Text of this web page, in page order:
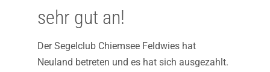
sehr gut an!
Der Segelclub Chiemsee Feldwies hat
Neuland betreten und es hat sich ausgezahlt.